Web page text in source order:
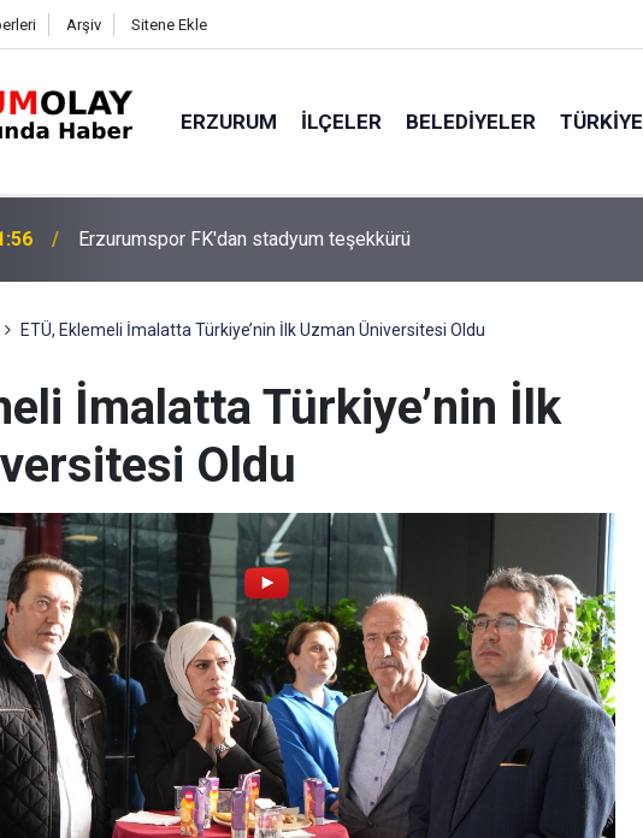
Arşiv Sitene Ekle
ERZURUM İLÇELER BELEDIYELER TÜRKIYE
Programına Katıldı
ETÜ, Eklemeli İmalatta Türkiye’nin İlk Uzman Üniversitesi Oldu
İmalatta Türkiye’nin İlk
Oldu